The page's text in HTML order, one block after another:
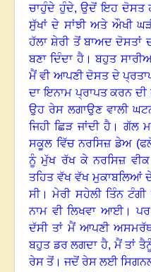
ਚਾਹੁੰਦੇ ਹੁੰਦੇ, ਉਦੋਂ ਇਹ ਦੋਸਤ
ਸੁੱਖਾਂ ਦੇ ਸਾਂਝੀ ਅਤੇ ਔਖੀ
ਹੱਲਾ ਸ਼ੇਰੀ ਤੋਂ ਬਾਅਦ ਦੋਸਤਾਂ
ਬਣਾ ਦਿੰਦਾ ਹੈ।ਬਹੁਤ
ਮੈਂ ਵੀ ਆਪਣੀ ਦੋਸਤ ਦੇ
ਦਾ ਇਨਾਮ ਪ੍ਰਾਪਤ ਕਰਨ ਦੀ
ਉਹ ਰੇਸ ਲਗਾਉਣ ਵਾਲੀ
ਜਿਹੀ ਛਿੜ ਜਾਂਦੀ ਹੈ । ਗੱਲ
ਸਕੂਲ ਵਿੱਚ ਨਰਸਿਜ਼ ਡੇਅ
ਨੂੰ ਮੁੱਖ ਰੱਖ ਕੇ ਨਰਸਿਜ਼ ਵੀਕ
ਤਹਿਤ ਵੱਖ ਵੱਖ ਮੁਕਾਬਲਿਆਂ ਦੇ
ਸੀ।ਮੇਰੀ ਸਹੇਲੀ ਤਿੰਨ
ਨਾਮ ਵੀ ਲਿਖਵਾ ਆਈ।
ਦੱਸੀ ਤਾਂ ਮੈਂ ਆਪਣੀ
ਬਹੁਤ ਡਰ ਲਗਦਾ ਹੈ, ਮੈਂ ਤਾਂ
ਰੇਸ ਤੋਂ। ਜਦੋਂ ਰੇਸ ਲਈ